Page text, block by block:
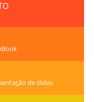
de slides